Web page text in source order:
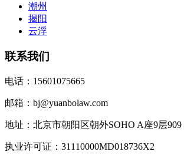
潮州
揭阳
云浮
联系我们
电话：15601075665
邮箱：bj@yuanbolaw.com
地址：北京市朝阳区朝外SOHO A座9层909
执业许可证：31110000MD018736X2